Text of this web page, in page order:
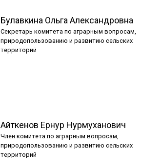
Булавкина Ольга Александровна
Секретарь комитета по аграрным вопросам,
природопользованию и развитию сельских
территорий
Айткенов Ернур Нурмуханович
Член комитета по аграрным вопросам,
природопользованию и развитию сельских
территорий